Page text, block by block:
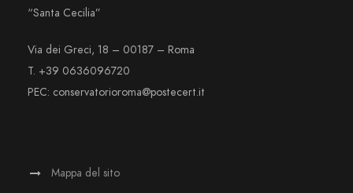
“Santa Cecilia”
Via dei Greci, 18 – 00187 – Roma
T. +39 0636096720
PEC: conservatorioroma@postecert.it
Mappa del sito